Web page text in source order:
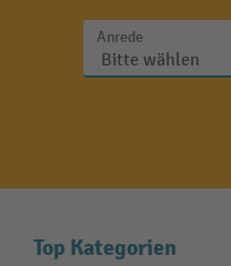
Anrede
Top Kategorien